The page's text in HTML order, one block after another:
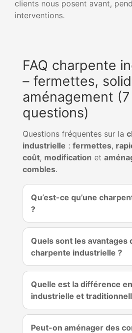
clients nous posent avant,
interventions.
FAQ charpente
– fermettes,
aménagement (7
questions)
Questions fréquentes sur la
industrielle : fermettes,
coût, modification et
combles.
Qu’est-ce qu’une
?
Quels sont les avantages
charpente industrielle ?
Quelle est la différence
industrielle et
Peut-on aménager des